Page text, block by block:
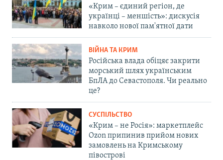
«Крим – єдиний регіон, де
українці – меншість»: дискусія
навколо нової пам'ятної дати
ВІЙНА ТА КРИМ
Російська влада обіцяє закрити
морський шлях українським
БпЛА до Севастополя. Чи реально
це?
СУСПІЛЬСТВО
«Крим – не Росія»: маркетплейс
Ozon припинив прийом нових
замовлень на Кримському
півострові